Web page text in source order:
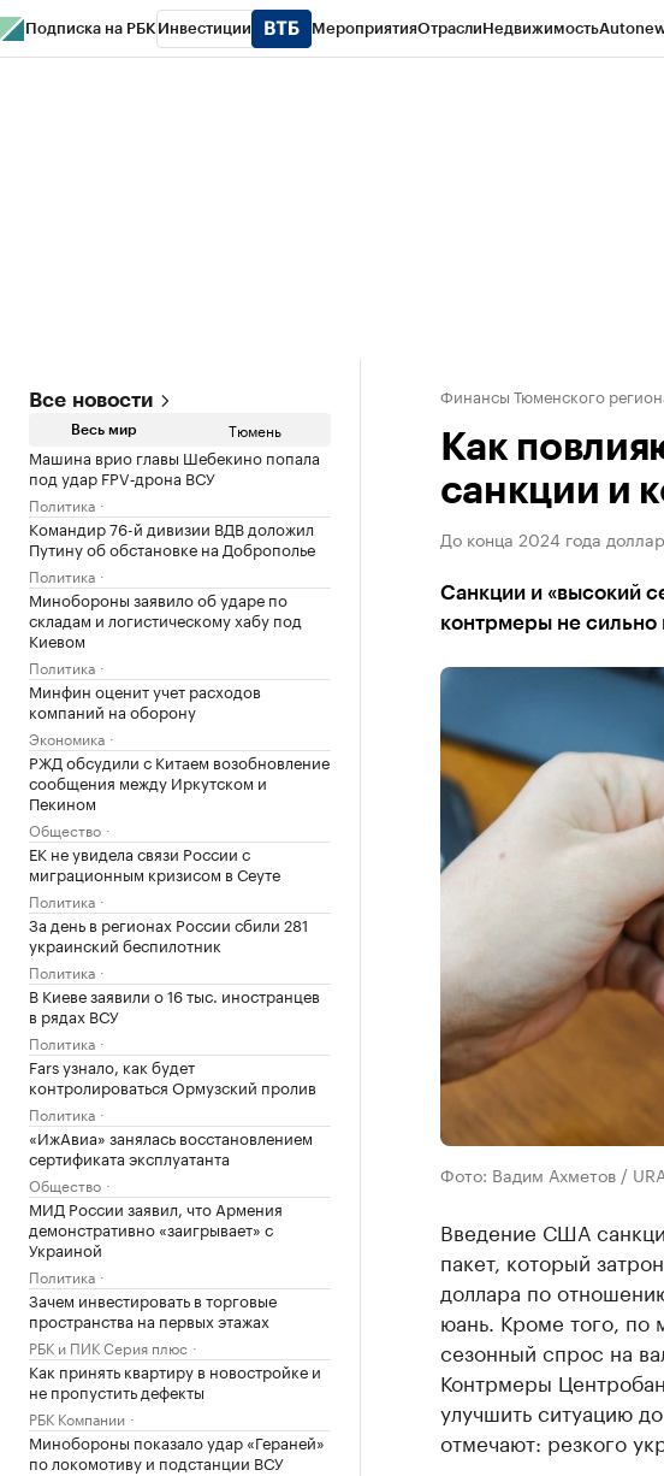
Подписка на РБК Инвестиции МероприятияОтраслиНедвижимость
Все новости
Весь мир Тюмень
Машина врио главы Шебекино попала
под удар FPV‑дрона ВСУ
Политика
Командир 76-й дивизии ВДВ доложил
Путину об обстановке на Доброполье
Политика
Минобороны заявило об ударе по
складам и логистическому хабу под
Киевом
Политика
Минфин оценит учет расходов
компаний на оборону
Экономика
РЖД обсудили с Китаем возобновление
сообщения между Иркутском и
Пекином
Общество
ЕК не увидела связи России с
миграционным кризисом в Сеуте
Политика
За день в регионах России сбили 281
украинский беспилотник
Политика
В Киеве заявили о 16 тыс. иностранцев
в рядах ВСУ
Политика
Fars узнало, как будет
контролироваться Ормузский пролив
Политика
«ИжАвиа» занялась восстановлением
сертификата эксплуатанта
Общество
МИД России заявил, что Армения
демонстративно «заигрывает» с
Украиной
Политика
Зачем инвестировать в торговые
пространства на первых этажах
РБК и ПИК Серия плюс
Как принять квартиру в новостройке и
не пропустить дефекты
РБК Компании
Минобороны показало удар «Гераней»
по локомотиву и подстанции ВСУ
Финансы Тюменского
Как
санкции и
До конца 2024 года
Санкции и «высокий
контрмеры не сильно
Фото: Вадим Ахметов /
Введение США
пакет, который
доллара по
юань. Кроме того, по
сезонный спрос на
Контрмеры
улучшить ситуацию
отмечают: резкого